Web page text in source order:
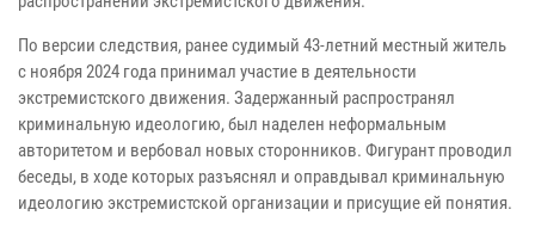
По версии следствия, ранее судимый 43-летний местный житель
с ноября 2024 года принимал участие в деятельности
экстремистского движения. Задержанный распространял
криминальную идеологию, был наделен неформальным
авторитетом и вербовал новых сторонников. Фигурант проводил
беседы, в ходе которых разъяснял и оправдывал криминальную
идеологию экстремистской организации и присущие ей понятия.